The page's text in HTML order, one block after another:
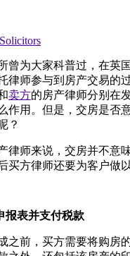
曾为大家科普过，在英
律师参与到房产交易的
卖方的房产律师分别在
作用。但是，交房是否
？
律师来说，交房并不意
买方律师还要为客户做
报表并支付税款
之前，买方需要将购房